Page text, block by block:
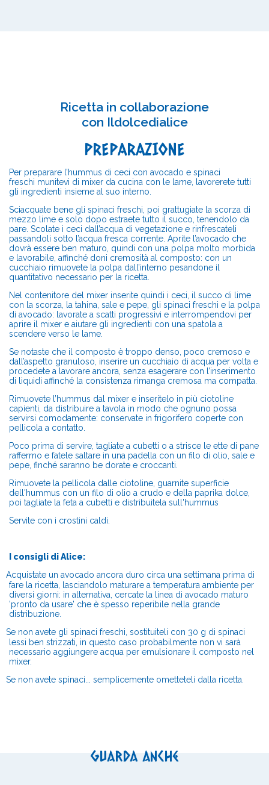
Ricetta in collaborazione
con Ildolcedialice
PREPARAZIONE
Per preparare l’hummus di ceci con avocado e spinaci
freschi munitevi di mixer da cucina con le lame, lavorerete tutti
gli ingredienti insieme al suo interno.
Sciacquate bene gli spinaci freschi, poi grattugiate la scorza di
mezzo lime e solo dopo estraete tutto il succo, tenendolo da
pare. Scolate i ceci dall’acqua di vegetazione e rinfrescateli
passandoli sotto l’acqua fresca corrente. Aprite l’avocado che
dovrà essere ben maturo, quindi con una polpa molto morbida
e lavorabile, affinché doni cremosità al composto: con un
cucchiaio rimuovete la polpa dall’interno pesandone il
quantitativo necessario per la ricetta.
Nel contenitore del mixer inserite quindi i ceci, il succo di lime
con la scorza, la tahina, sale e pepe, gli spinaci freschi e la polpa
di avocado: lavorate a scatti progressivi e interrompendovi per
aprire il mixer e aiutare gli ingredienti con una spatola a
scendere verso le lame.
Se notaste che il composto è troppo denso, poco cremoso e
dall’aspetto granuloso, inserire un cucchiaio di acqua per volta e
procedete a lavorare ancora, senza esagerare con l’inserimento
di liquidi affinché la consistenza rimanga cremosa ma compatta.
Rimuovete l’hummus dal mixer e inseritelo in più ciotoline
capienti, da distribuire a tavola in modo che ognuno possa
servirsi comodamente: conservate in frigorifero coperte con
pellicola a contatto.
Poco prima di servire, tagliate a cubetti o a strisce le ette di pane
raffermo e fatele saltare in una padella con un filo di olio, sale e
pepe, finché saranno be dorate e croccanti.
Rimuovete la pellicola dalle ciotoline, guarnite superficie
dell'hummus con un filo di olio a crudo e della paprika dolce,
poi tagliate la feta a cubetti e distribuitela sull'hummus
Servite con i crostini caldi.
I consigli di Alice:
Acquistate un avocado ancora duro circa una settimana prima di
fare la ricetta, lasciandolo maturare a temperatura ambiente per
diversi giorni: in alternativa, cercate la linea di avocado maturo
'pronto da usare' che è spesso reperibile nella grande
distribuzione.
Se non avete gli spinaci freschi, sostituiteli con 30 g di spinaci
lessi ben strizzati, in questo caso probabilmente non vi sarà
necessario aggiungere acqua per emulsionare il composto nel
mixer.
Se non avete spinaci... semplicemente ometteteli dalla ricetta.
Guarda anche